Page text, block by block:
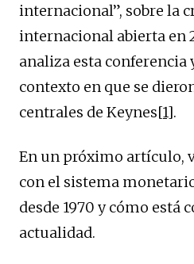
internacional”, sobre la
internacional abierta en
analiza esta conferencia
contexto en que se
centrales de Keynes[1].
En un próximo artículo,
con el sistema
desde 1970 y cómo está
actualidad.